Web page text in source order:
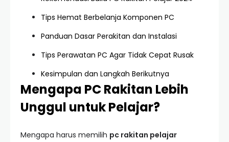
Tips Hemat Berbelanja Komponen PC
Panduan Dasar Perakitan dan Instalasi
Tips Perawatan PC Agar Tidak Cepat Rusak
Kesimpulan dan Langkah Berikutnya
Mengapa PC Rakitan Lebih
Unggul untuk Pelajar?
Mengapa harus memilih pc rakitan pelajar